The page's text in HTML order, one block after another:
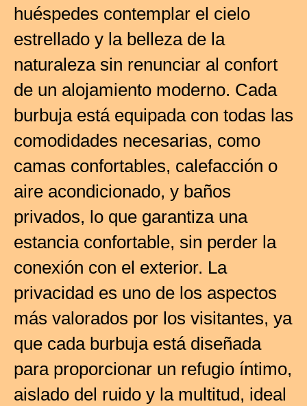
huéspedes contemplar el cielo
estrellado y la belleza de la
naturaleza sin renunciar al confort
de un alojamiento moderno. Cada
burbuja está equipada con todas las
comodidades necesarias, como
camas confortables, calefacción o
aire acondicionado, y baños
privados, lo que garantiza una
estancia confortable, sin perder la
conexión con el exterior. La
privacidad es uno de los aspectos
más valorados por los visitantes, ya
que cada burbuja está diseñada
para proporcionar un refugio íntimo,
aislado del ruido y la multitud, ideal